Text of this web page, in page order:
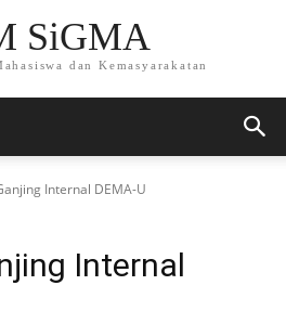
SiGMA
dan Kemasyarakatan
Internal DEMA-U
Internal